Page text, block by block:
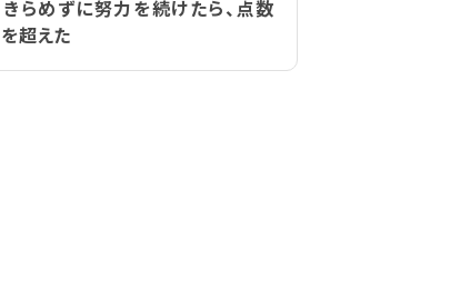
らめずに努力を続けたら、点数
超えた